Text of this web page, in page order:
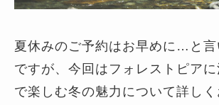
夏休みのご予約はお早めに…と言
ですが、今回はフォレストピア
で楽しむ冬の魅力について詳し